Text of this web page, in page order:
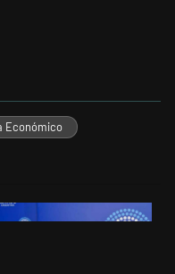
Económico
Milei vuelve al centro
artículo de tendencia con el